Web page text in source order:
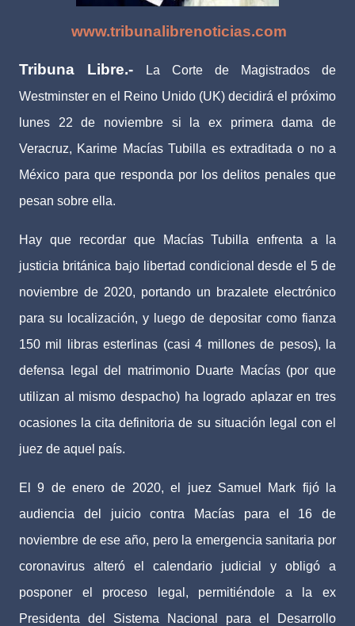
www.tribunalibrenoticias.com
Tribuna Libre.-
La Corte de Magistrados de
Westminster en el Reino Unido (UK) decidirá el próximo
lunes 22 de noviembre si la ex primera dama de
Veracruz, Karime Macías Tubilla es extraditada o no a
México para que responda por los delitos penales que
pesan sobre ella.
Hay que recordar que Macías Tubilla enfrenta a la
justicia británica bajo libertad condicional desde el 5 de
noviembre de 2020, portando un brazalete electrónico
para su localización, y luego de depositar como fianza
150 mil libras esterlinas (casi 4 millones de pesos), la
defensa legal del matrimonio Duarte Macías (por que
utilizan al mismo despacho) ha logrado aplazar en tres
ocasiones la cita definitoria de su situación legal con el
juez de aquel país.
El 9 de enero de 2020, el juez Samuel Mark fijó la
audiencia del juicio contra Macías para el 16 de
noviembre de ese año, pero la emergencia sanitaria por
coronavirus alteró el calendario judicial y obligó a
posponer el proceso legal, permitiéndole a la ex
Presidenta del Sistema Nacional para el Desarrollo